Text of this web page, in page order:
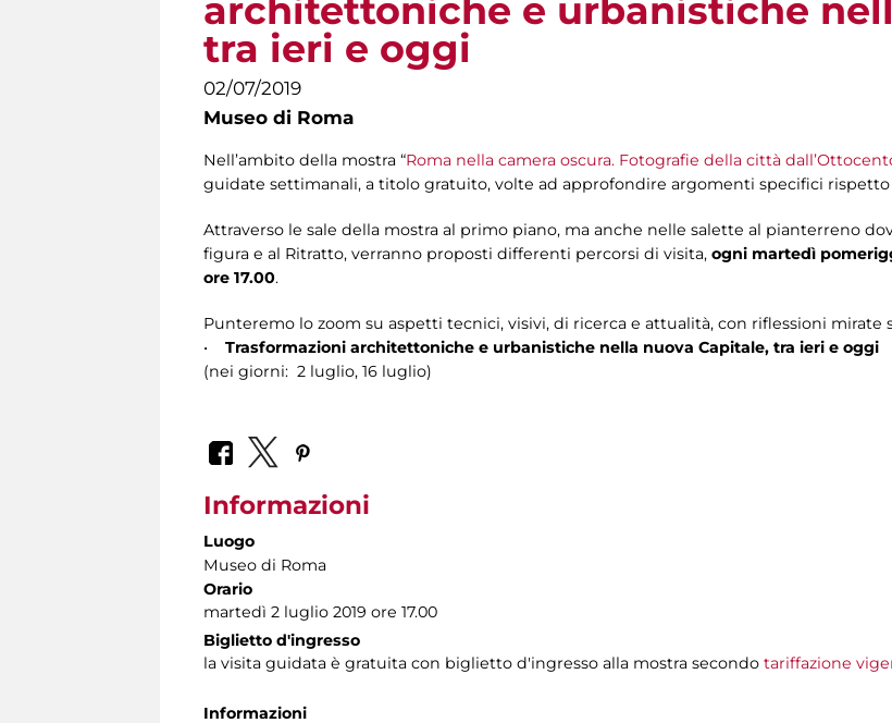
architettoniche e urbanistiche
tra ieri e oggi
02/07/2019
Museo di Roma
Nell’ambito della mostra “Roma nella camera oscura. Fotografie della città
guidate settimanali, a titolo gratuito, volte ad approfondire argomenti specifici rispetto
Attraverso le sale della mostra al primo piano, ma anche nelle salette al pianterreno
figura e al Ritratto, verranno proposti differenti percorsi di visita, ogni martedì
ore 17.00.
Punteremo lo zoom su aspetti tecnici, visivi, di ricerca e attualità, con riflessioni mirate
• Trasformazioni architettoniche e urbanistiche nella nuova Capitale, tra ieri e oggi
(nei giorni: 2 luglio, 16 luglio)
Informazioni
Luogo
Museo di Roma
Orario
martedì 2 luglio 2019 ore 17.00
Biglietto d'ingresso
la visita guidata è gratuita con biglietto d'ingresso alla mostra secondo tariffazione
Informazioni